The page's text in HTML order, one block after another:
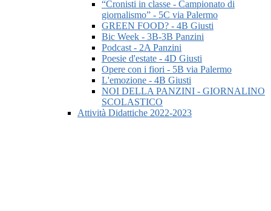
“Cronisti in classe - Campionato di
giornalismo” - 5C via Palermo
GREEN FOOD? - 4B Giusti
Bic Week - 3B-3B Panzini
Podcast - 2A Panzini
Poesie d'estate - 4D Giusti
Opere con i fiori - 5B via Palermo
L'emozione - 4B Giusti
NOI DELLA PANZINI - GIORNALINO
SCOLASTICO
Attività Didattiche 2022-2023